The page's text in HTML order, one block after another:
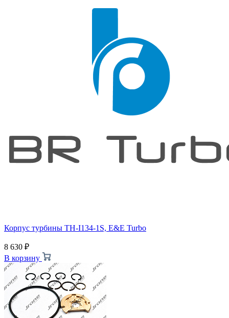
Корпус турбины TH-I134-1S, E&E Turbo
8 630 ₽
В корзину